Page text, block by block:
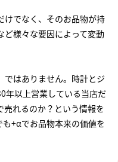
けでなく、そのお品物が持
ど様々な要因によって変動
ではありません。時計とジ
年以上営業している当店だ
売れるのか？という情報を
+αでお品物本来の価値を